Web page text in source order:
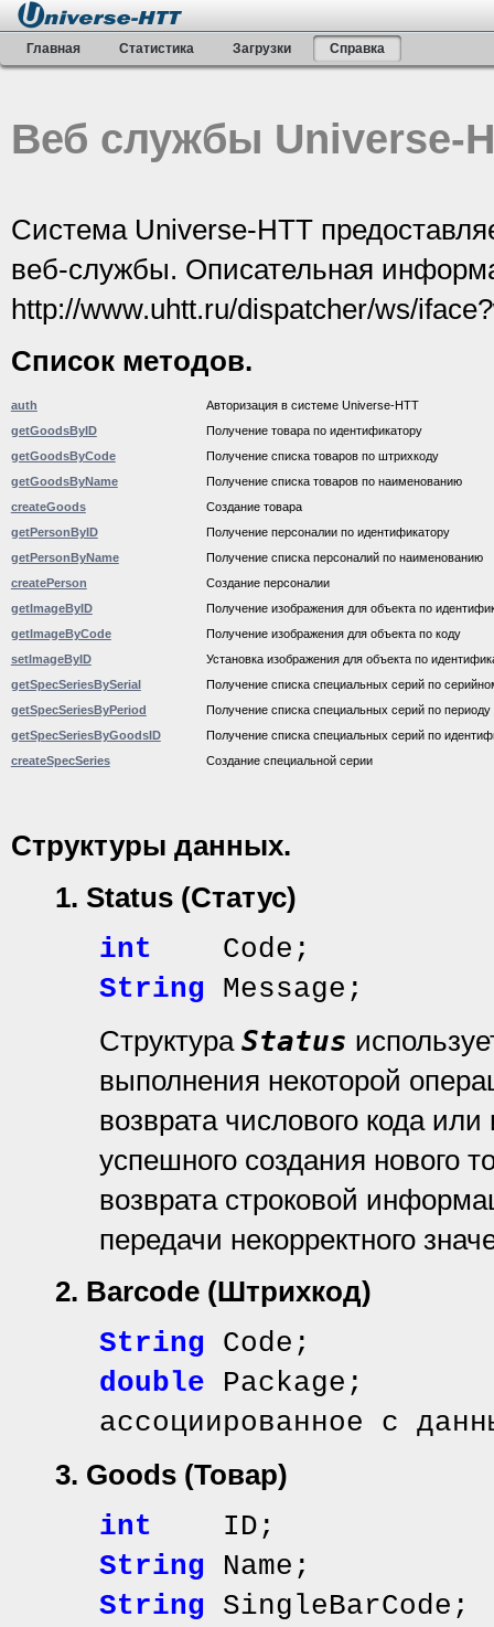
Главная Статистика Загрузки Справка
Веб службы Universe-
Система Universe-HTT
веб-службы. Описательная
http://www.uhtt.ru/dispatcher/ws/
Список методов.
auth
Авторизация в системе Universe-HTT
getGoodsByID
Получение товара по идентификатору
getGoodsByCode
Получение списка товаров по штрихкоду
getGoodsByName
Получение списка товаров по наименованию
createGoods
Создание товара
getPersonByID
Получение персоналии по идентификатору
getPersonByName
Получение списка персоналий по наименованию
createPerson
Создание персоналии
getImageByID
Получение изображения для объекта по
getImageByCode
Получение изображения для объекта по коду
setImageByID
Установка изображения для объекта по
getSpecSeriesBySerial
Получение списка специальных серий по
getSpecSeriesByPeriod
Получение списка специальных серий по периоду
getSpecSeriesByGoodsID
Получение списка специальных серий по
createSpecSeries
Создание специальной серии
Структуры данных.
1. Status (Статус)
int Code;
String Message;
Структура Status
выполнения некоторой
возврата числового кода
успешного создания нового
возврата строковой
передачи некорректного
2. Barcode(Штрихкод)
String Code; //
double Package;
ассоциированное с
3. Goods (Товар)
int ID; //
String Name; //
String